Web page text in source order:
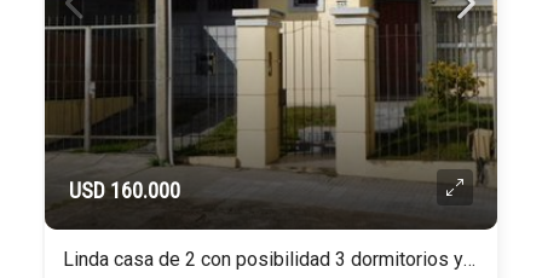
USD 160.000
Linda casa de 2 con posibilidad 3 dormitorios y 2 baños en Sayago